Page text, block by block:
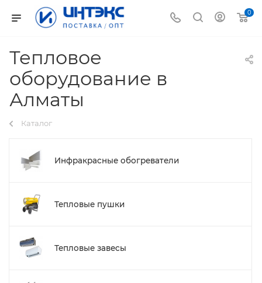
0
Тепловое
оборудование в
Алматы
Каталог
Инфракрасные обогреватели
Тепловые пушки
Тепловые завесы